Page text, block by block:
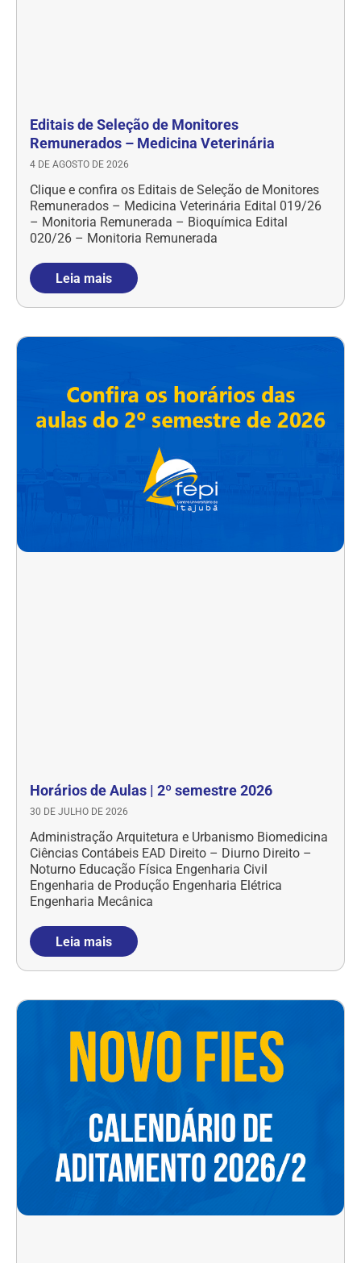
Editais de Seleção de Monitores
Remunerados – Medicina Veterinária
4 DE AGOSTO DE 2026
Clique e confira os Editais de Seleção de Monitores
Remunerados – Medicina Veterinária Edital 019/26
– Monitoria Remunerada – Bioquímica Edital
020/26 – Monitoria Remunerada
Leia mais
Horários de Aulas | 2º semestre 2026
30 DE JULHO DE 2026
Administração Arquitetura e Urbanismo Biomedicina
Ciências Contábeis EAD Direito – Diurno Direito –
Noturno Educação Física Engenharia Civil
Engenharia de Produção Engenharia Elétrica
Engenharia Mecânica
Leia mais